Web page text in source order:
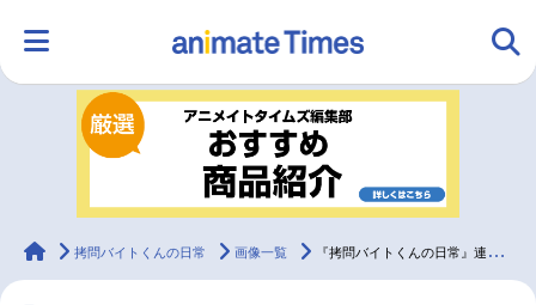
ランキング アニメ
ラジオ みんなの声
animateTimes
拷問バイトくんの日常 画像一覧 『拷問バイトくんの日常』連載インタビュー：寺島拓篤【第13回】